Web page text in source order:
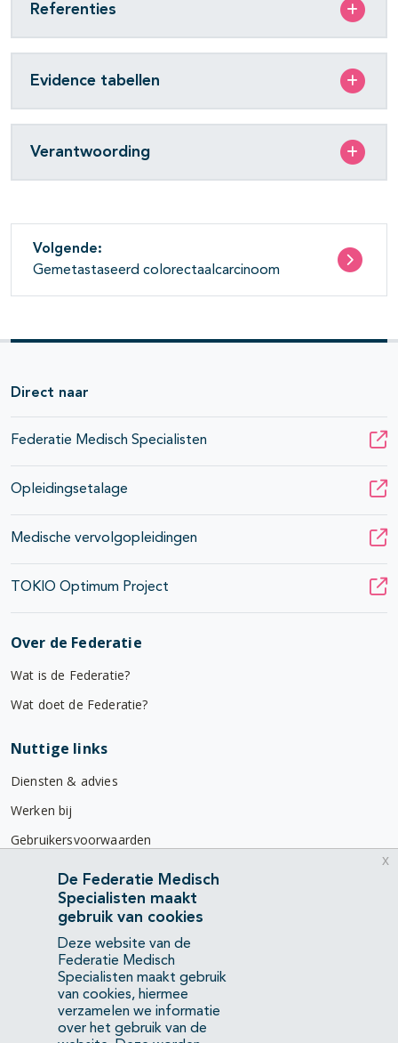
Referenties
Evidence tabellen
Verantwoording
Volgende:
Gemetastaseerd colorectaalcarcinoom
Direct naar
Federatie Medisch Specialisten
Opleidingsetalage
Medische vervolgopleidingen
TOKIO Optimum Project
Over de Federatie
Wat is de Federatie?
Wat doet de Federatie?
Nuttige links
Diensten & advies
Werken bij
Gebruikersvoorwaarden
Privacyverklaring
Contact
Mercatorlaan 1200
3528 BL Utrecht
(088) 505 34 34
info@richtlijnendatabase.nl
De Federatie Medisch
Specialisten maakt
gebruik van cookies
Deze website van de
Federatie Medisch
Specialisten maakt gebruik
van cookies, hiermee
verzamelen we informatie
over het gebruik van de
x